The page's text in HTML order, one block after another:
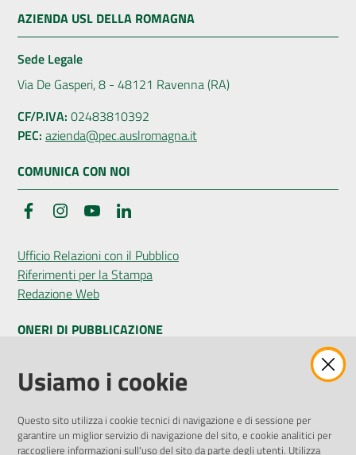
AZIENDA USL DELLA ROMAGNA
Sede Legale
Via De Gasperi, 8 - 48121 Ravenna (RA)
CF/P.IVA: 02483810392
PEC: azienda@pec.auslromagna.it
COMUNICA CON NOI
FacebookInstagramYouTube
Ufficio Relazioni con il Pubblico
Riferimenti per la Stampa
Redazione Web
ONERI DI PUBBLICAZIONE
Amministrazione Trasparente
Pubblicità legale
Privacy Policy
Attuazione Misure PNRR
Usiamo i cookie
Questo sito utilizza i cookie tecnici di navigazione e di sessione per
garantire un miglior servizio di navigazione del sito, e cookie analitici per
raccogliere informazioni sull'uso del sito da parte degli utenti. Utilizza